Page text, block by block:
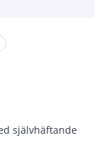
självhäftande